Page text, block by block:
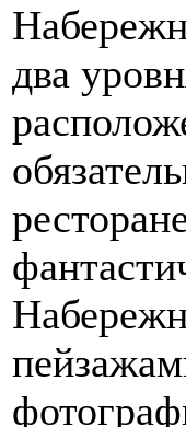
два